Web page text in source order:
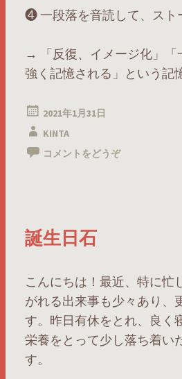
❹ 一段落を音読して、スト
→ 「反復、イメージ化」「
強く記憶される」という記
2021年1月31日
KINTA
コメントをどうぞ
誕生日石
こんにちは！最近、特に忙
がれる出来事も少々あり、
す。昨日有休をとれ、良く
栄養をとって少し落ち着い
す。